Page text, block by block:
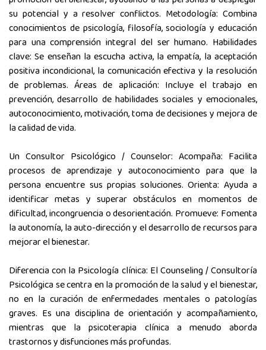
su potencial y a resolver conflictos. Metodología: Combina
conocimientos de psicología, filosofía, sociología y educación
para una comprensión integral del ser humano. Habilidades
clave: Se enseñan la escucha activa, la empatía, la aceptación
positiva incondicional, la comunicación efectiva y la resolución
de problemas. Áreas de aplicación: Incluye el trabajo en
prevención, desarrollo de habilidades sociales y emocionales,
autoconocimiento, motivación, toma de decisiones y mejora de
la calidad de vida.
Un Consultor Psicológico / Counselor: Acompaña: Facilita
procesos de aprendizaje y autoconocimiento para que la
persona encuentre sus propias soluciones. Orienta: Ayuda a
identificar metas y superar obstáculos en momentos de
dificultad, incongruencia o desorientación. Promueve: Fomenta
la autonomía, la auto-dirección y el desarrollo de recursos para
mejorar el bienestar.
Diferencia con la Psicología clínica: El Counseling / Consultoría
Psicológica se centra en la promoción de la salud y el bienestar,
no en la curación de enfermedades mentales o patologías
graves. Es una disciplina de orientación y acompañamiento,
mientras que la psicoterapia clínica a menudo aborda
trastornos y disfunciones más profundas.